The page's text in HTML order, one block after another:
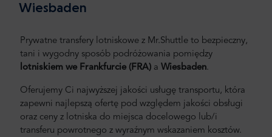
Wiesbaden
Prywatne transfery lotniskowe z Mr.Shuttle to bezpieczny,
tani i wygodny sposób podróżowania pomiędzy
lotniskiem we Frankfurcie (FRA) a Wiesbaden.
Oferujemy Ci najwyższej jakości usługę transportu, która
zapewni najlepszą ofertę pod względem jakości obsługi
oraz ceny z lotniska do miejsca docelowego lub/i
transferu powrotnego z wyraźnym wskazaniem kosztów.